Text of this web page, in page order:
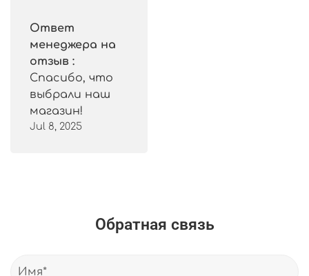
Ответ
менеджера на
отзыв :
Спасибо, что
выбрали наш
магазин!
Jul 8, 2025
Обратная связь